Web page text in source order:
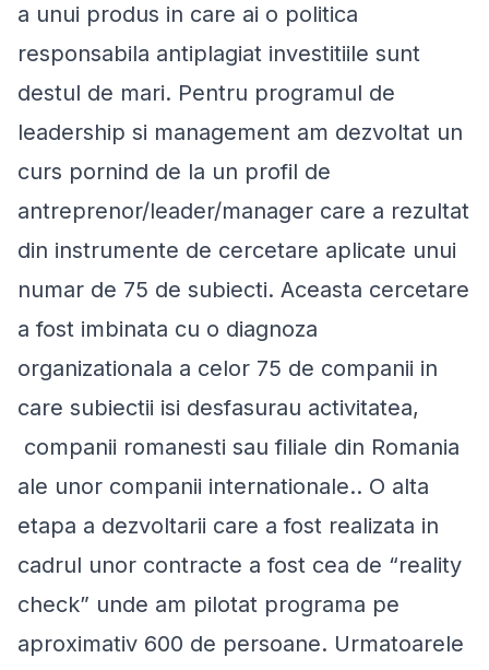
a unui produs in care ai o politica
responsabila antiplagiat investitiile sunt
destul de mari. Pentru programul de
leadership si management am dezvoltat un
curs pornind de la un profil de
antreprenor/leader/manager care a rezultat
din instrumente de cercetare aplicate unui
numar de 75 de subiecti. Aceasta cercetare
a fost imbinata cu o diagnoza
organizationala a celor 75 de companii in
care subiectii isi desfasurau activitatea,
companii romanesti sau filiale din Romania
ale unor companii internationale.. O alta
etapa a dezvoltarii care a fost realizata in
cadrul unor contracte a fost cea de “reality
check” unde am pilotat programa pe
aproximativ 600 de persoane. Urmatoarele